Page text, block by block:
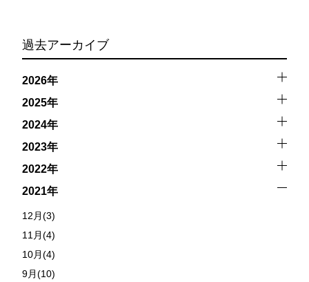
過去アーカイブ
2026年
2025年
2024年
2023年
2022年
2021年
12月(3)
11月(4)
10月(4)
9月(10)